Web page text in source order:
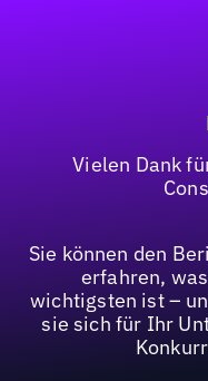
Vielen Dank
Sie können den
erfahren,
wichtigsten ist –
sie sich für Ihr